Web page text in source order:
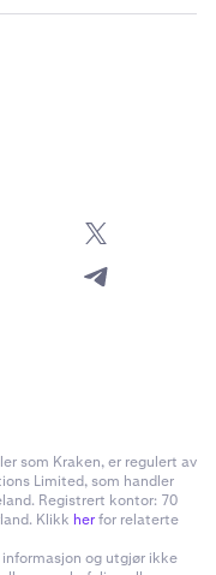
som Kraken, er regulert av
Limited, som handler
Registrert kontor: 70
Klikk herfor relaterte
og utgjør ikke